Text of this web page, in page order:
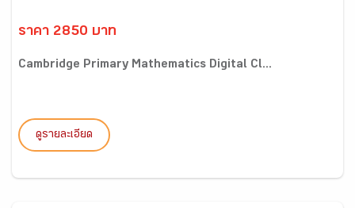
ราคา 2850 บาท
Cambridge Primary Mathematics Digital Cl...
ดูรายละเอียด